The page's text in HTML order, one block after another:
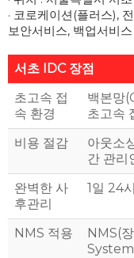
· 코로케이션(플러스),
서초 IDC 장점
초고속 접
속 환경
백본망
초고속
비용 절감
아웃소
간 관리
완벽한 사
후관리
1일 24
NMS 적용
NMS(